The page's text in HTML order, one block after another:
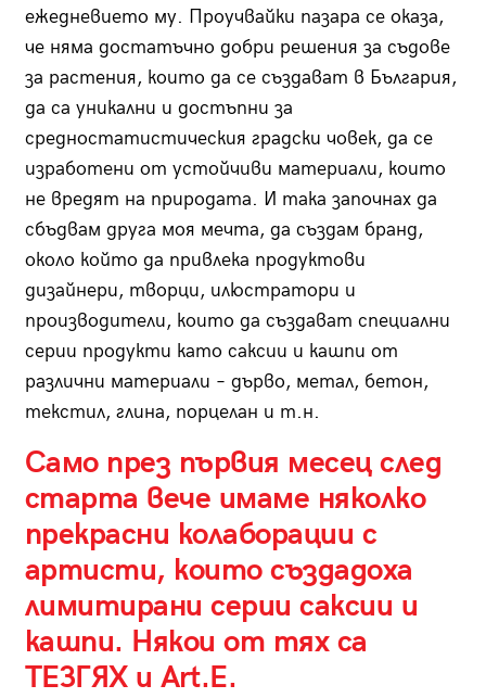
ежедневието му. Проучвайки пазара се оказа,
че няма достатъчно добри решения за съдове
за растения, които да се създават в България,
да са уникални и достъпни за
средностатистическия градски човек, да се
изработени от устойчиви материали, които
не вредят на природата. И така започнах да
сбъдвам друга моя мечта, да създам бранд,
около който да привлека продуктови
дизайнери, творци, илюстратори и
производители, които да създават специални
серии продукти като саксии и кашпи от
различни материали – дърво, метал, бетон,
текстил, глина, порцелан и т.н.
Само през първия месец след
старта вече имаме няколко
прекрасни колаборации с
артисти, които създадоха
лимитирани серии саксии и
кашпи. Някои от тях са
ТЕЗГЯХ и Art.E.